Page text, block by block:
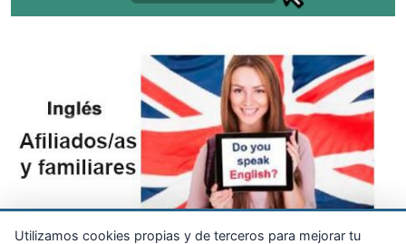
Utilizamos cookies propias y de terceros para mejorar tu